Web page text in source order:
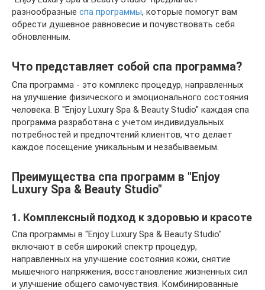
разнообразные спа программы, которые помогут вам
обрести душевное равновесие и почувствовать себя
обновленным.
Что представляет собой спа программа?
Спа программа - это комплекс процедур, направленных
на улучшение физического и эмоционального состояния
человека. В "Enjoy Luxury Spa & Beauty Studio" каждая спа
программа разработана с учетом индивидуальных
потребностей и предпочтений клиентов, что делает
каждое посещение уникальным и незабываемым.
Преимущества спа программ в "Enjoy
Luxury Spa & Beauty Studio"
1. Комплексный подход к здоровью и красоте
Спа программы в "Enjoy Luxury Spa & Beauty Studio"
включают в себя широкий спектр процедур,
направленных на улучшение состояния кожи, снятие
мышечного напряжения, восстановление жизненных сил
и улучшение общего самочувствия. Комбинированные